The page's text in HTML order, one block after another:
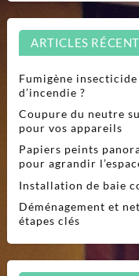
ARTICLES
Fumigène
d’incendie ?
Coupure du neutre
pour vos appareils
Papiers peints
pour agrandir
Installation de baie
Déménagement et
étapes clés